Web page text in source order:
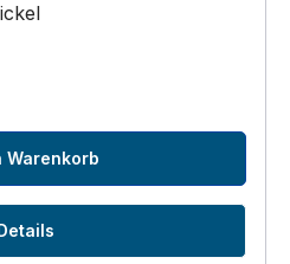
Warenkorb